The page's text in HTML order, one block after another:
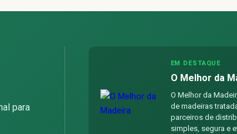
para
EM DESTAQUE
O Melhor da
O Melhor da
de madeiras
parceiros de
simples, segura e